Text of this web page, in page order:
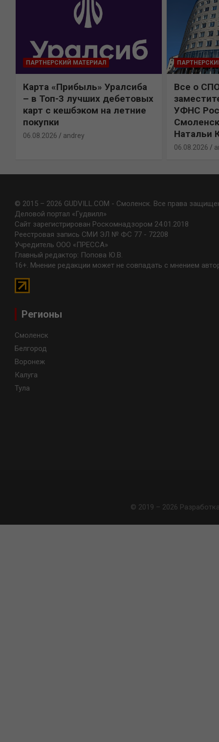
ПАРТНЕРСКИЙ МАТЕРИАЛ
Карта «Прибыль» Уралсиба
– в Топ-3 лучших дебетовых
карт с кешбэком на летние
покупки
06.08.2026 andrey
Все о
УФНС
Натальи
06.08.2026
© 2015 – 2026 GUDVILL.COM - Смоленск. Все права
Деловой портал «Гудвилл»
Сайт зарегистрирован Роскомнадзором 24.01.2018
Реестровая запись СМИ ЭЛ № ФС 77 - 72208
Учредитель ООО «ПРЕССА»
Главный редактор: Попова Ю.В.
16+. Мнение редакции может не совпадать с мнением
Регионы
Смоленск
Белгород
Воронеж
Калуга
Тула
© 2019 – 2026